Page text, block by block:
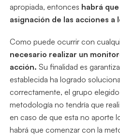
apropiada, entonces habrá
asignación de las acciones a
Como puede ocurrir con
necesario realizar un
acción. Su finalidad es
establecida ha logrado
correctamente, el grupo elegido
metodología no tendría que
en caso de que esta no aporte
habrá que comenzar con la